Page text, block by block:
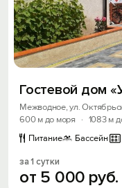
Гостевой дом
Межводное, ул.
600 м до моря
· 1083 м
Питание
Бассейн
за 1 сутки
от 5 000 руб.